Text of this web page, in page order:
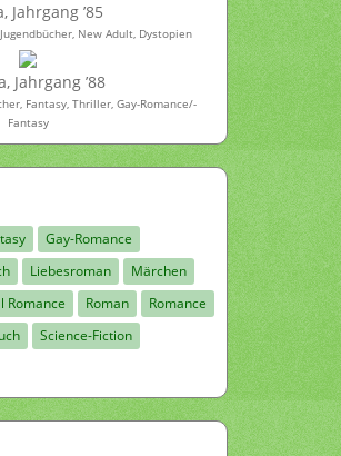
Jahrgang ’85
New Adult, Dystopien
Jahrgang ’88
Fantasy, Thriller, Gay-Romance/-
Fantasy
Gay-Romance
Liebesroman
Märchen
Romance Roman
Romance
Science-Fiction